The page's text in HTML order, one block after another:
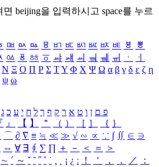
면 beijing을 입력하시고 space를 누르
ㅮ ㅯ ㅰ ㅱ ㅲ ㅳ ㅴ ㅵ ㅶ ㅷ ㅸ
ㅹ
ㆃ ㆄ ㆅ ㆆ ㆇ ㆈ ㆉ ㆊ ㆋ ㆌ ㆍ
ㆎ
Ν Ξ Ο Π Ρ Σ ΤΥ Φ Χ Ψ Ω α β γ δ ε ζ η
ψ ω
פ ם ן ו ט א ר ק ף ך ל ח י ע כ ג
』 【 】 ＂ （ ） ［ ］ ｛ ｝
⌒ ∂ ∇ ≡ ≒ ≪ ≫ √ ∽ ∝ ∵ ∫ ∬ ∈ ∋
⇔ ∀ ∃ ∮ ∑ ∏ ＋ － ＜ ＝
＞
∼ ´ ～ ˇ ˘ ˝ ˚ ˙ ¸ ¡ ¿ ː ！ ＇ ， ． ／
：